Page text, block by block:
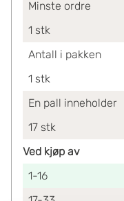
Minste ordre
1 stk
Antall i pakken
1 stk
En pall inneholder
17 stk
Ved kjøp av
1-16